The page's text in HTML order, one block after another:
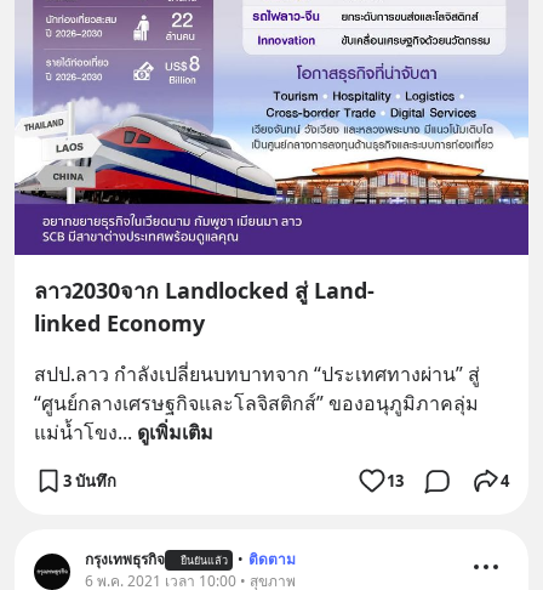
ลาว2030จาก Landlocked สู่ Land-
linked Economy
สปป.ลาว กำลังเปลี่ยนบทบาทจาก “ประเทศทางผ่าน” สู่
“ศูนย์กลางเศรษฐกิจและโลจิสติกส์” ของอนุภูมิภาคลุ่ม
แม่น้ำโขง... ดูเพิ่มเติม
3 บันทึก 13 4
กรุงเทพธุรกิจ ยืนยันแล้ว • ติดตาม
6 พ.ค. 2021 เวลา 10:00 • สุขภาพ